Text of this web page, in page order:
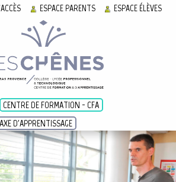
CENTRE DE FORMATION - CFA
D'APPRENTISSAGE
ESPACE PARENTS
ESPACE ÉLÈVES